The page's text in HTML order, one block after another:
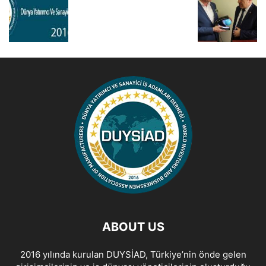
ABOUT US
2016 yılında kurulan DUYSİAD, Türkiye’nin önde gelen